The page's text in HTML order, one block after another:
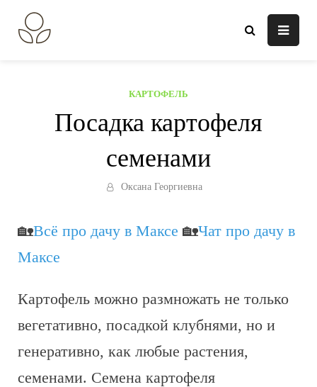
содержанию
КАРТОФЕЛЬ
Посадка картофеля
семенами
Оксана Георгиевна
🏡Всё про дачу в Максе 🏡Чат про дачу в
Максе
Картофель можно размножать не только
вегетативно, посадкой клубнями, но и
генеративно, как любые растения,
семенами. Семена картофеля